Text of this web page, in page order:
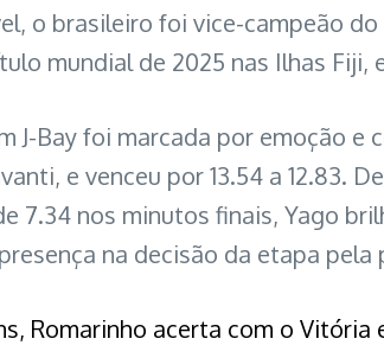
o brasileiro foi vice-campeão
mundial de 2025 nas Ilhas
J-Bay foi marcada por emoção e
e venceu por 13.54 a 12.83.
7.34 nos minutos finais, Yago
na decisão da etapa
Romarinho acerta com o